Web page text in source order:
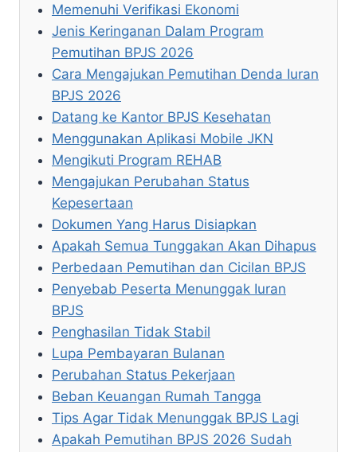
Memenuhi Verifikasi Ekonomi
Jenis Keringanan Dalam Program
Pemutihan BPJS 2026
Cara Mengajukan Pemutihan Denda Iuran
BPJS 2026
Datang ke Kantor BPJS Kesehatan
Menggunakan Aplikasi Mobile JKN
Mengikuti Program REHAB
Mengajukan Perubahan Status
Kepesertaan
Dokumen Yang Harus Disiapkan
Apakah Semua Tunggakan Akan Dihapus
Perbedaan Pemutihan dan Cicilan BPJS
Penyebab Peserta Menunggak Iuran
BPJS
Penghasilan Tidak Stabil
Lupa Pembayaran Bulanan
Perubahan Status Pekerjaan
Beban Keuangan Rumah Tangga
Tips Agar Tidak Menunggak BPJS Lagi
Apakah Pemutihan BPJS 2026 Sudah